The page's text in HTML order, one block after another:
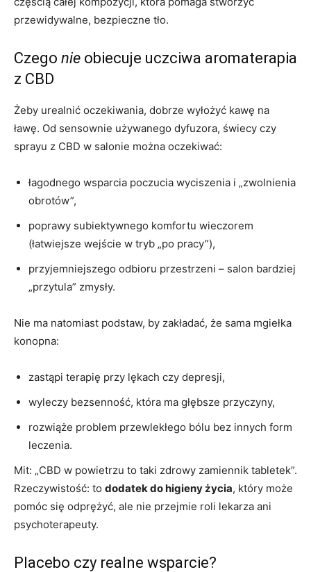
przewidywalne, bezpieczne tło.
Czego nie obiecuje uczciwa aromaterapia
z CBD
Żeby urealnić oczekiwania, dobrze wyłożyć kawę na
ławę. Od sensownie używanego dyfuzora, świecy czy
sprayu z CBD w salonie można oczekiwać:
łagodnego wsparcia poczucia wyciszenia i „zwolnienia
obrotów”,
poprawy subiektywnego komfortu wieczorem
(łatwiejsze wejście w tryb „po pracy”),
przyjemniejszego odbioru przestrzeni – salon bardziej
„przytula” zmysły.
Nie ma natomiast podstaw, by zakładać, że sama mgiełka
konopna:
zastąpi terapię przy lękach czy depresji,
wyleczy bezsenność, która ma głębsze przyczyny,
rozwiąże problem przewlekłego bólu bez innych form
leczenia.
Mit: „CBD w powietrzu to taki zdrowy zamiennik tabletek”.
Rzeczywistość: to dodatek do higieny życia, który może
pomóc się odprężyć, ale nie przejmie roli lekarza ani
psychoterapeuty.
Placebo czy realne wsparcie?